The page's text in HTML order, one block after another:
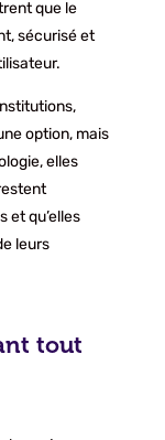
que le
sécurisé et
option, mais
elles
et qu’elles
leurs
tout